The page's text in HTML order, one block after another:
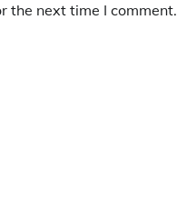
the next time I comment.